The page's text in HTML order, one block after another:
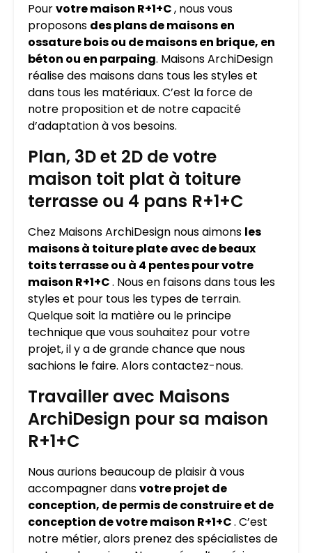
Pourvotre maison R+1+C, nous vous
proposons des plans de maisons en
ossature bois ou de maisons en brique, en
béton ou en parpaing. Maisons ArchiDesign
réalise des maisons dans tous les styles et
dans tous les matériaux. C’est la force de
notre proposition et de notre capacité
d’adaptation à vos besoins.
Plan, 3D et 2D de votre
maison toit plat à toiture
terrasse ou 4 pans R+1+C
Chez Maisons ArchiDesign nous aimons les
maisons à toiture plate avec de beaux
toits terrasse ou à 4 pentes pour votre
maison R+1+C. Nous en faisons dans tous les
styles et pour tous les types de terrain.
Quelque soit la matière ou le principe
technique que vous souhaitez pour votre
projet, il y a de grande chance que nous
sachions le faire. Alors contactez-nous.
Travailler avec Maisons
ArchiDesign pour sa maison
R+1+C
Nous aurions beaucoup de plaisir à vous
accompagner dansvotre projet de
conception, de permis de construire et de
conception de votre maison R+1+C. C’est
notre métier, alors prenez des spécialistes de